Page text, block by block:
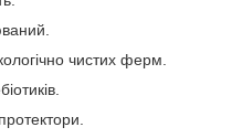
чистих ферм.